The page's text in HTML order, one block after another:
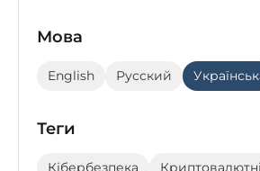
Мова
English Русский
Теги
Кібербезпека